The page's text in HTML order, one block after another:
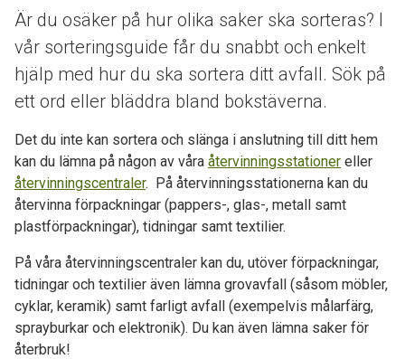
Är du osäker på hur olika saker ska sorteras? I
vår sorteringsguide får du snabbt och enkelt
hjälp med hur du ska sortera ditt avfall. Sök på
ett ord eller bläddra bland bokstäverna.
Det du inte kan sortera och slänga i anslutning till ditt hem
kan du lämna på någon av våra återvinningsstationer eller
återvinningscentraler. På återvinningsstationerna kan du
återvinna förpackningar (pappers-, glas-, metall samt
plastförpackningar), tidningar samt textilier.
På våra återvinningscentraler kan du, utöver förpackningar,
tidningar och textilier även lämna grovavfall (såsom möbler,
cyklar, keramik) samt farligt avfall (exempelvis målarfärg,
sprayburkar och elektronik). Du kan även lämna saker för
återbruk!